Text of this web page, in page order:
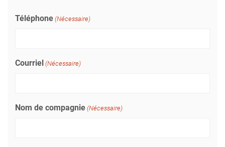
Téléphone (Nécessaire)
Courriel (Nécessaire)
Nom de compagnie (Nécessaire)